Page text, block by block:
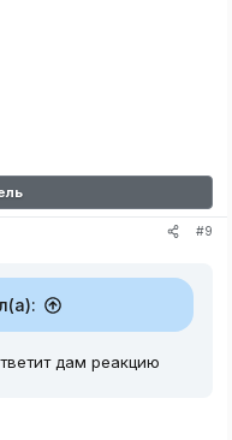
#9
дам реакцию